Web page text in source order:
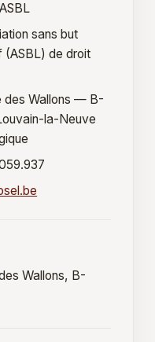
sans but
(ASBL) de droit
des Wallons — B-
la-Neuve
Wallons, B-